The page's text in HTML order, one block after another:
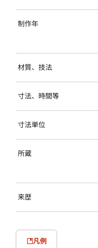
制作年
材質、技法
寸法、時間等
寸法単位
所蔵
来歴
凡例